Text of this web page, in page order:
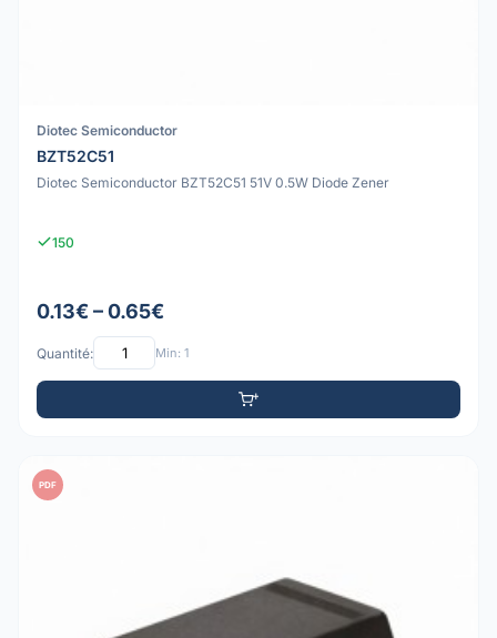
Diotec Semiconductor
BZT52C51
Diotec Semiconductor BZT52C51 51V 0.5W Diode Zener
150
0.13€ – 0.65€
Quantité: Min: 1
PDF